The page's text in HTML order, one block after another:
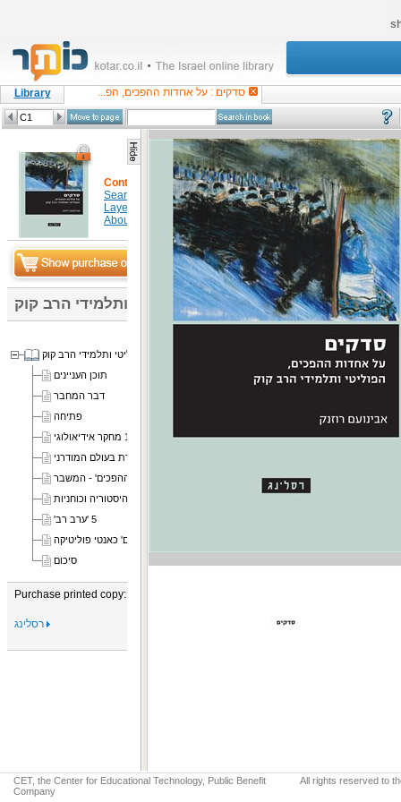
Library סדקים : על אחדות ההפכים, הפ...
Content
Search in item
Layers
About
סדקים : על אחדות ההפכים, הפוליטי ותלמידי הרב קוק
סדקים: על אחדות ההפכים, הפוליטי ותלמידי הרב קוק
תוכן העניינים
דבר המחבר
פתיחה
1 מחקר אידיאולוגי
5 'ערב רב'
סיכום
Purchase printed copy:
CET, the Center for Educational Technology, Public Benefit
Company
All rights reserved to